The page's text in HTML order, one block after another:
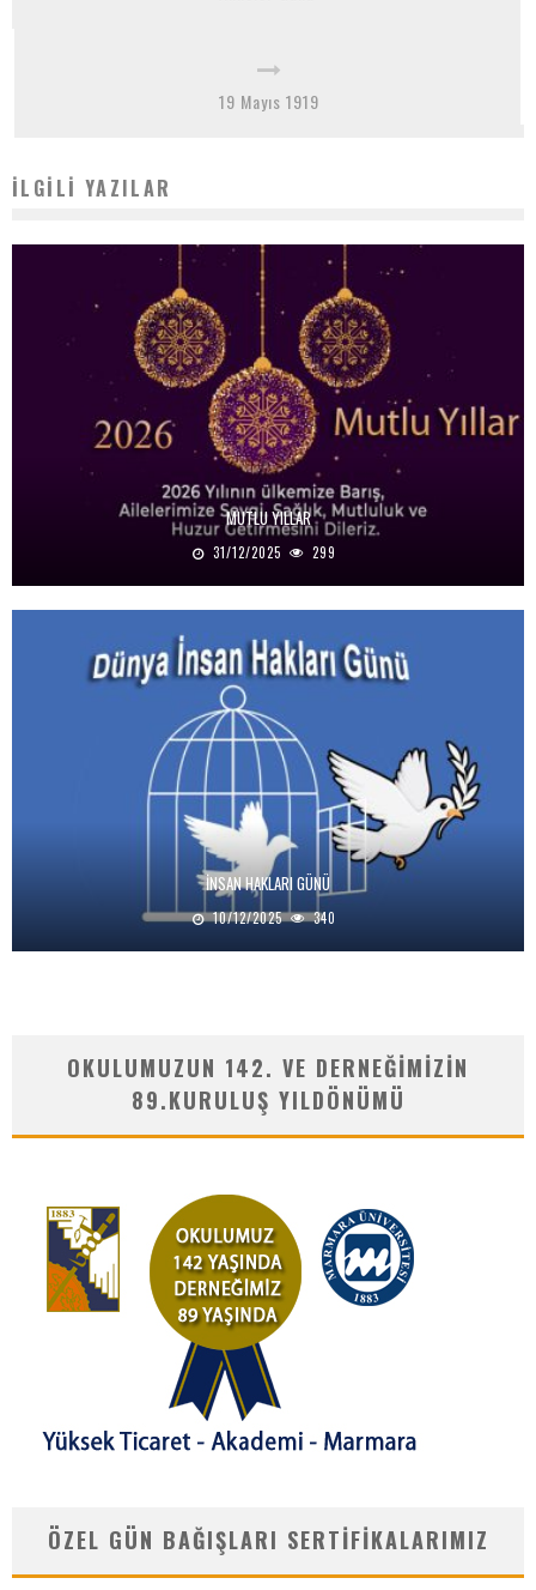
19 Mayıs 1919
İLGILI YAZILAR
MUTLU YILLAR
31/12/2025 299
İNSAN HAKLARI GÜNÜ
10/12/2025 340
OKULUMUZUN 142. VE DERNEĞIMIZIN
89.KURULUŞ YILDÖNÜMÜ
ÖZEL GÜN BAĞIŞLARI SERTIFIKALARIMIZ